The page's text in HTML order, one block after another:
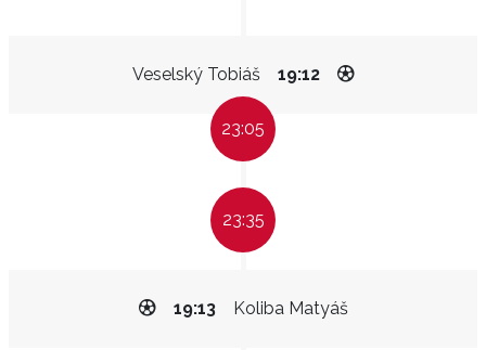
Veselský Tobiáš 19:12
23:05
23:35
Koliba Matyáš
19:13